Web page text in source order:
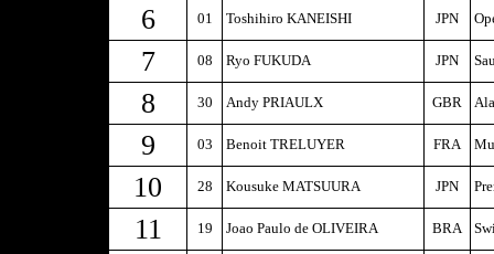
6 01 Toshihiro KANEISHI JPN
7 08 Ryo FUKUDA JPN
8 30 Andy PRIAULX GBR
9 03 Benoit TRELUYER FRA
10 28 Kousuke MATSUURA JPN
11 19 Joao Paulo de OLIVEIRA BRA